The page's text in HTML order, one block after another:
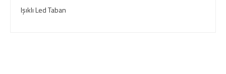
Işıklı Led Taban